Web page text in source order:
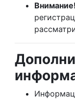
Внимание!